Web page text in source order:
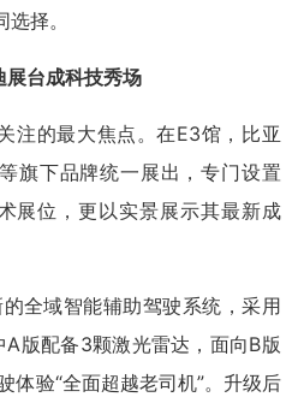
择。
展台成科技秀场
注的最大焦点。在E3馆，比亚
旗下品牌统一展出，专门设置
展位，更以实景展示其最新成
全域智能辅助驾驶系统，采用
版配备3颗激光雷达，面向B版
体验“全面超越老司机”。升级后